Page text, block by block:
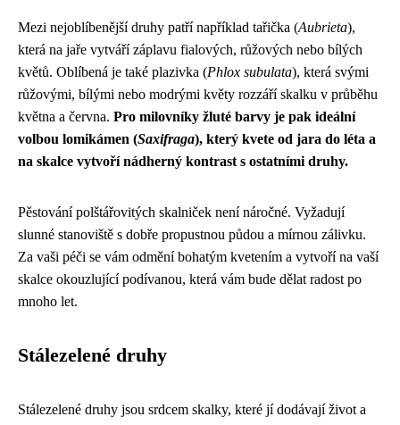
Mezi nejoblíbenější druhy patří například tařička (Aubrieta),
která na jaře vytváří záplavu fialových, růžových nebo bílých
květů. Oblíbená je také plazivka (Phlox subulata), která svými
růžovými, bílými nebo modrými květy rozzáří skalku v průběhu
května a června. Pro milovníky žluté barvy je pak ideální
volbou lomikámen (Saxifraga), který kvete od jara do léta a
na skalce vytvoří nádherný kontrast s ostatními druhy.
Pěstování polštářovitých skalniček není náročné. Vyžadují
slunné stanoviště s dobře propustnou půdou a mírnou zálivku.
Za vaši péči se vám odmění bohatým kvetením a vytvoří na vaší
skalce okouzlující podívanou, která vám bude dělat radost po
mnoho let.
Stálezelené druhy
Stálezelené druhy jsou srdcem skalky, které jí dodávají život a